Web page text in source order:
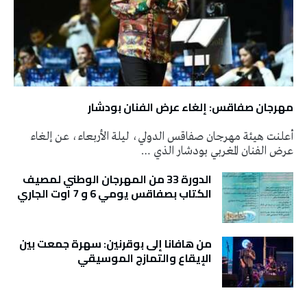
مهرجان صفاقس: إلغاء عرض الفنان بودشار
أعلنت هيئة مهرجان صفاقس الدولي، ليلة الأربعاء، عن إلغاء
عرض الفنان المغربي بودشار الذي …
الدورة 33 من المهرجان الوطني لمصيف
الكتاب بصفاقس يومي 6 و 7 اوت الجاري
من هافانا إلى بوقرنين: سهرة جمعت بين
الإيقاع والتمازج الموسيقي